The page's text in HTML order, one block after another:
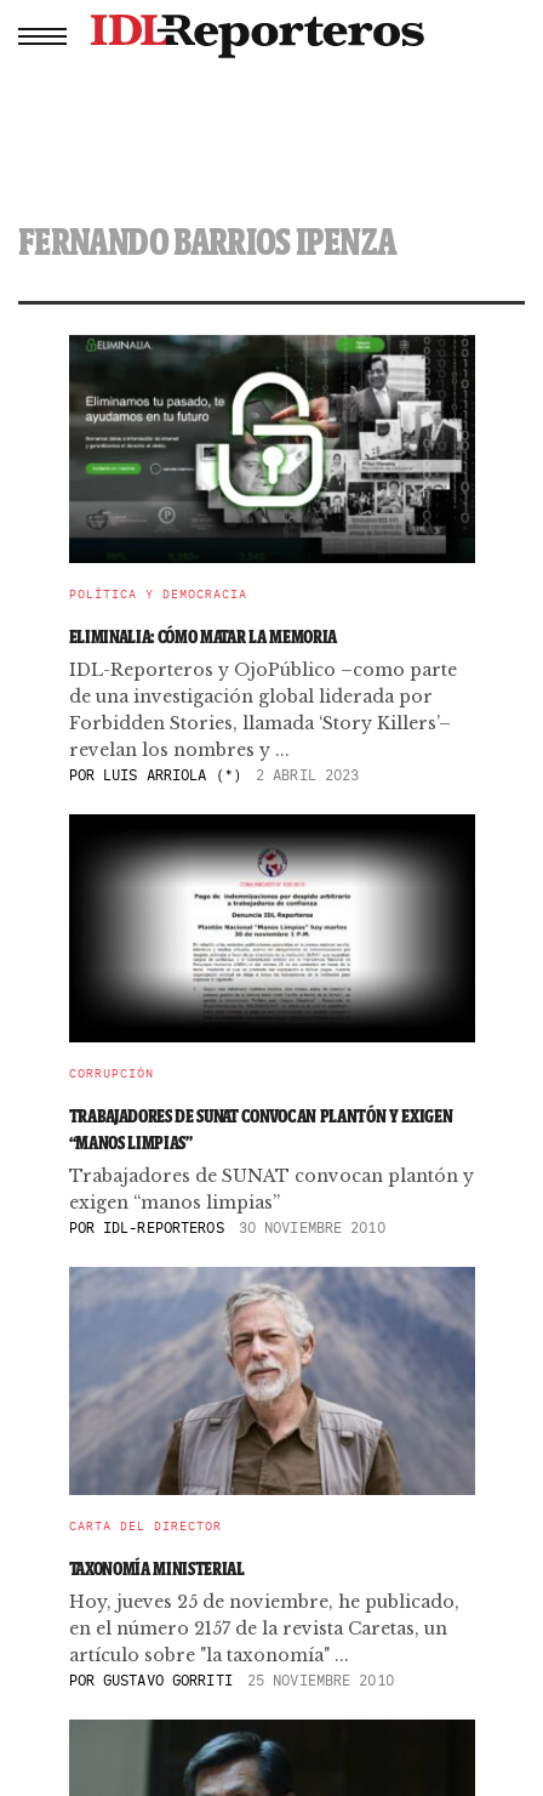
FERNANDO BARRIOS IPENZA
POLÍTICA Y DEMOCRACIA
ELIMINALIA: CÓMO MATAR LA MEMORIA
IDL-Reporteros y OjoPúblico –como parte
de una investigación global liderada por
Forbidden Stories, llamada ‘Story Killers’–
revelan los nombres y ...
PORLUIS ARRIOLA (*) 2 ABRIL 2023
CORRUPCIÓN
TRABAJADORES DE SUNAT CONVOCAN PLANTÓN Y EXIGEN
“MANOS LIMPIAS”
Trabajadores de SUNAT convocan plantón y
exigen “manos limpias”
POR IDL-REPORTEROS 30 NOVIEMBRE 2010
CARTA DEL DIRECTOR
TAXONOMÍA MINISTERIAL
Hoy, jueves 25 de noviembre, he publicado,
en el número 2157 de la revista Caretas, un
artículo sobre "la taxonomía" ...
POR GUSTAVO GORRITI 25 NOVIEMBRE 2010